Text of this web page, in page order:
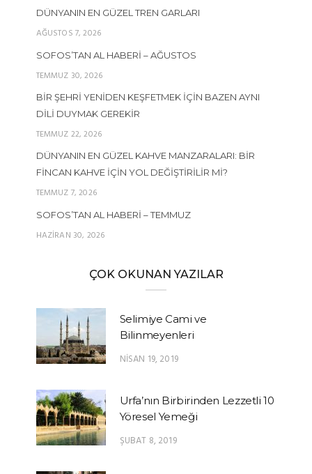
DÜNYANIN EN GÜZEL TREN GARLARI
AĞUSTOS 7, 2026
SOFOS’TAN AL HABERI – AĞUSTOS
TEMMUZ 30, 2026
BIR ŞEHRI YENIDEN KEŞFETMEK İÇIN BAZEN AYNI
DILI DUYMAK GEREKIR
TEMMUZ 22, 2026
DÜNYANIN EN GÜZEL KAHVE MANZARALARI: BIR
FINCAN KAHVE İÇIN YOL DEĞIŞTIRILIR MI?
TEMMUZ 7, 2026
SOFOS’TAN AL HABERI – TEMMUZ
HAZIRAN 30, 2026
ÇOK OKUNAN YAZILAR
Selimiye Cami ve
Bilinmeyenleri
NISAN 19, 2019
Urfa’nın Birbirinden Lezzetli 10
Yöresel Yemeği
ŞUBAT 8, 2019